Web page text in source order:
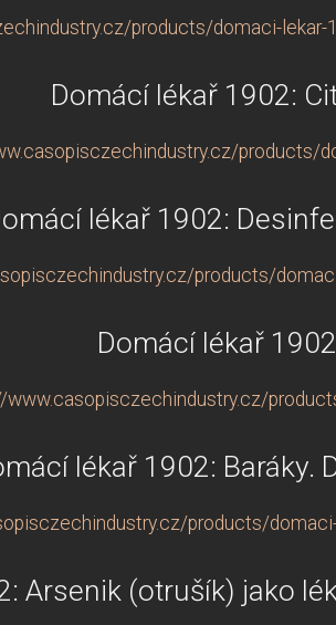
products/domaci-
Domácí lékař 1902:
products/
lékař 1902:
products/
Domácí lékař
www.casopisczechindustry.cz/
lékař 1902: Baráky.
products/
Arsenik (otrušík) jako